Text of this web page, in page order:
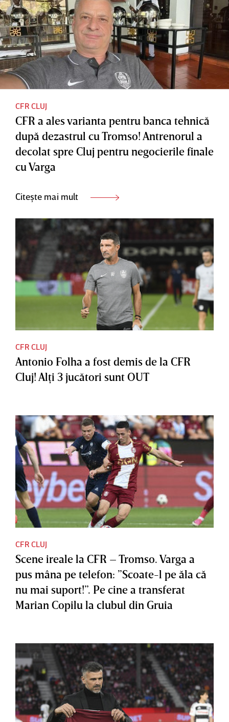
CFR CLUJ
CFR a ales varianta pentru banca tehnică
după dezastrul cu Tromso! Antrenorul a
decolat spre Cluj pentru negocierile finale
cu Varga
Citește mai mult
CFR CLUJ
Antonio Folha a fost demis de la CFR
Cluj! Alţi 3 jucători sunt OUT
CFR CLUJ
Scene ireale la CFR – Tromso. Varga a
pus mâna pe telefon: ”Scoate-l pe ăla că
nu mai suport!”. Pe cine a transferat
Marian Copilu la clubul din Gruia